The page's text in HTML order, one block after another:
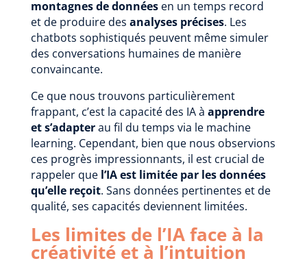
montagnes de donnéesen un temps record
et de produire des analyses précises. Les
chatbots sophistiqués peuvent même simuler
des conversations humaines de manière
convaincante.
Ce que nous trouvons particulièrement
frappant, c’est la capacité des IA à apprendre
et s’adapterau fil du temps via le machine
learning. Cependant, bien que nous observions
ces progrès impressionnants, il est crucial de
rappeler que l’IA est limitée par les données
qu’elle reçoit. Sans données pertinentes et de
qualité, ses capacités deviennent limitées.
Les limites de l’IA face à la
créativité et à l’intuition